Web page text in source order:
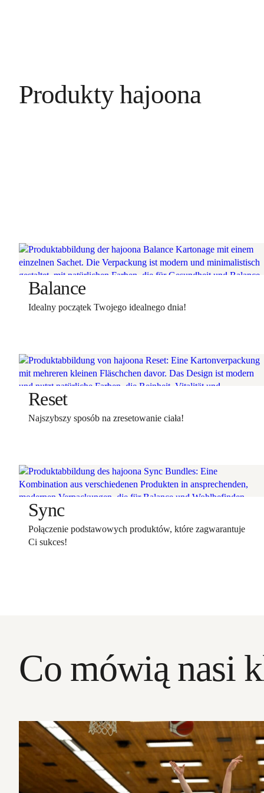
Produkty hajoona
Balance
Idealny początek Twojego idealnego dnia!
Reset
Najszybszy sposób na zresetowanie ciała!
Sync
Połączenie podstawowych produktów, które zagwarantuje
Ci sukces!
Co mówią nasi